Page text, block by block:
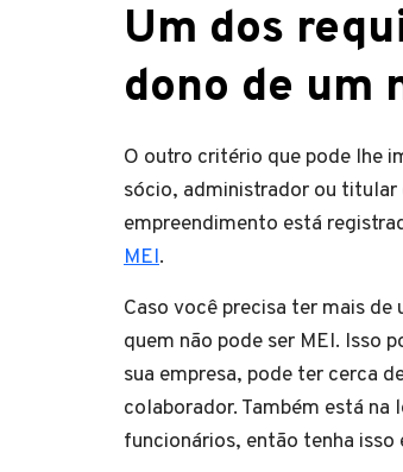
Um dos
dono de um
O outro critério que pode lhe
sócio, administrador ou titular
empreendimento está
MEI.
Caso você precisa ter mais
quem não pode ser MEI. Isso
sua empresa, pode ter cerca
colaborador. Também está
funcionários, então tenha isso